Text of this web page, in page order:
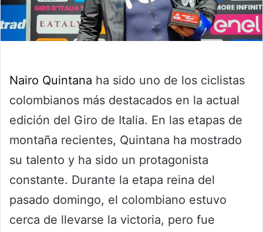
Nairo Quintana ha sido uno de los ciclistas
colombianos más destacados en la actual
edición del Giro de Italia. En las etapas de
montaña recientes, Quintana ha mostrado
su talento y ha sido un protagonista
constante. Durante la etapa reina del
pasado domingo, el colombiano estuvo
cerca de llevarse la victoria, pero fue